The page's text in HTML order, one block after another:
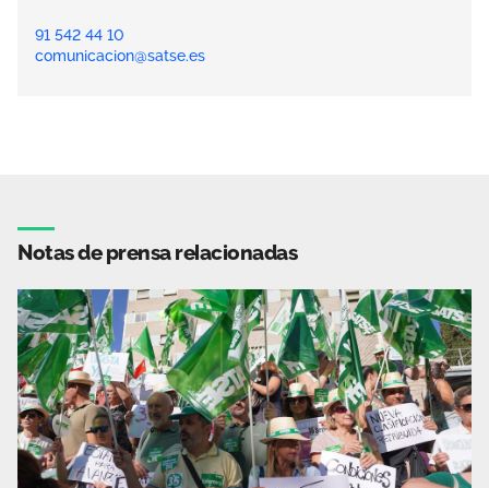
91 542 44 10
comunicacion@satse.es
Notas de prensa relacionadas